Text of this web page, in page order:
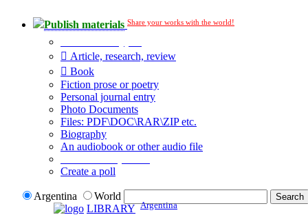
Publish materials Share your works with the world!
Article, research, review
Book
Fiction prose or poetry
Personal journal entry
Photo Documents
Files: PDF\DOC\RAR\ZIP etc.
Biography
An audiobook or other audio file
Create a poll
Argentina
World
LIBRARY Argentina